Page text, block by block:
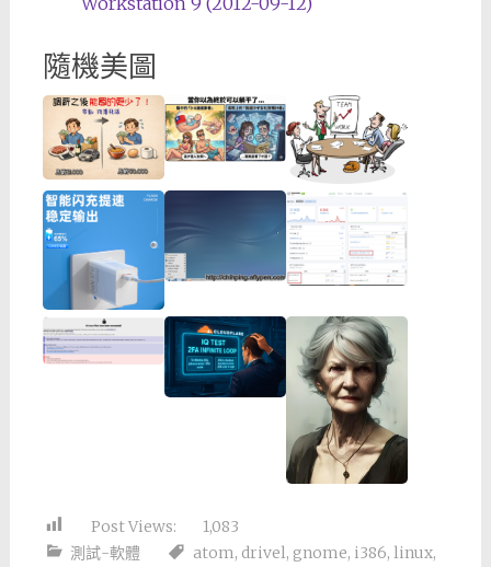
隨機美圖
Post Views:
1,083
測試-軟體
atom, drivel, gnome, i386, linux,